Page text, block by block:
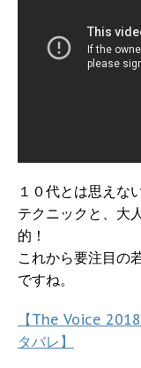
１０代とは思えな
テクニックと、大
的！
これから要注目の
ですね。
【The Voice
タバレ】